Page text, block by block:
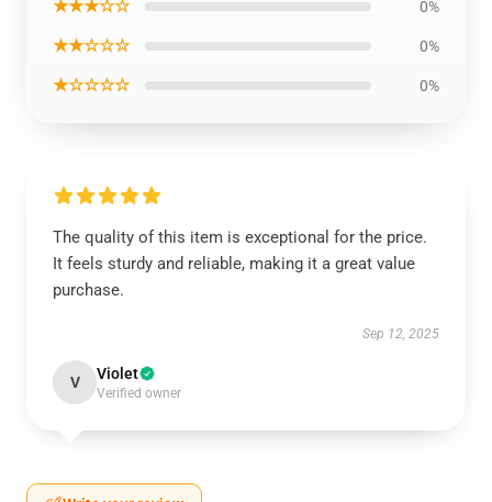
★★★☆☆ 0%
★★☆☆☆ 0%
★☆☆☆☆ 0%
The quality of this item is exceptional for the price.
It feels sturdy and reliable, making it a great value
purchase.
Sep 12, 2025
V Violet
Verified owner